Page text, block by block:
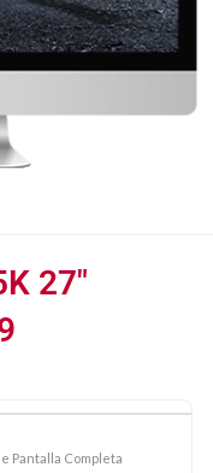
27″
Pantalla Completa